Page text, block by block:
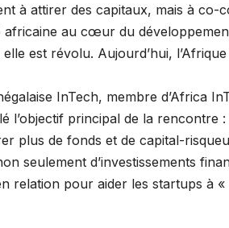
à attirer des capitaux, mais à co-
au cœur du
est révolu. Aujourd’hui,
InTech, membre d’Africa
l’objectif principal de la rencontre
plus de fonds et de capital-
seulement d’investissements
relation pour aider les startups à